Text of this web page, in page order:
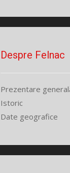
Despre Felnac
Prezentare
Istoric
Date geografice